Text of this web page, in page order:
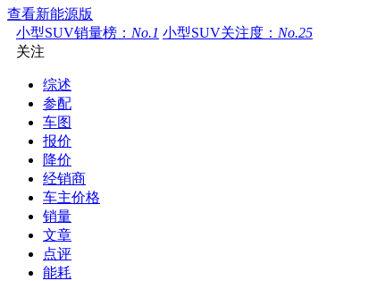
查看新能源版
小型SUV销量榜： No.1 小型SUV关注度： No.25
关注
综述
参配
车图
报价
降价
经销商
车主价格
销量
文章
点评
能耗